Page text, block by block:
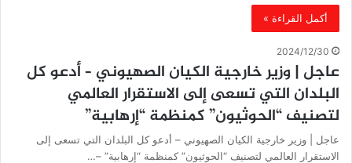
أكمل القراءة »
2024/12/30
‏عاجل | وزير خارجية الكيان الصهيوني – أدعو كل
البلدان التي تسعى إلى الاستقرار العالمي
لتصنيف “الحوثيون” كمنظمة “إرهابية”
‏عاجل | وزير خارجية الكيان الصهيوني – أدعو كل البلدان التي تسعى إلى
الاستقرار العالمي لتصنيف “الحوثيون” كمنظمة “إرهابية” –…